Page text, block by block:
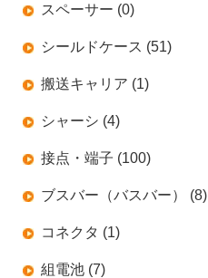
スペーサー (0)
シールドケース (51)
搬送キャリア (1)
シャーシ (4)
接点・端子 (100)
ブスバー（バスバー） (8)
コネクタ (1)
組電池 (7)